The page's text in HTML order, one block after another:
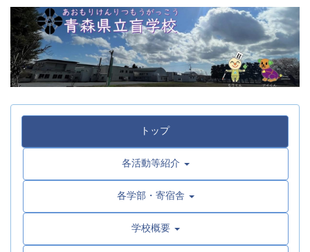
トップ
各活動等紹介
各学部・寄宿舎
学校概要